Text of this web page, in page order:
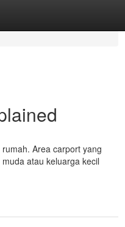
Area carport yang
atau keluarga kecil